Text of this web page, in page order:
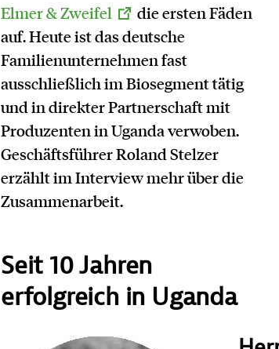
Elmer & Zweifel
die ersten Fäden
auf. Heute ist das deutsche
Familienunternehmen fast
ausschließlich im Biosegment tätig
und in direkter Partnerschaft mit
Produzenten in Uganda verwoben.
Geschäftsführer Roland Stelzer
erzählt im Interview mehr über die
Zusammenarbeit.
Seit 10 Jahren
erfolgreich in Uganda